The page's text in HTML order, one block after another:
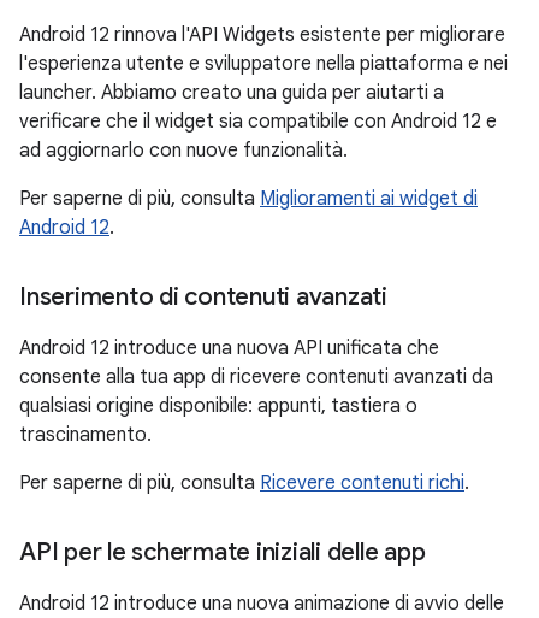
Android 12 rinnova l'API Widgets esistente per migliorare
l'esperienza utente e sviluppatore nella piattaforma e nei
launcher. Abbiamo creato una guida per aiutarti a
verificare che il widget sia compatibile con Android 12 e
ad aggiornarlo con nuove funzionalità.
Per saperne di più, consulta Miglioramenti ai widget di
Android 12.
Inserimento di contenuti avanzati
Android 12 introduce una nuova API unificata che
consente alla tua app di ricevere contenuti avanzati da
qualsiasi origine disponibile: appunti, tastiera o
trascinamento.
Per saperne di più, consulta Ricevere contenuti richi.
API per le schermate iniziali delle app
Android 12 introduce una nuova animazione di avvio delle